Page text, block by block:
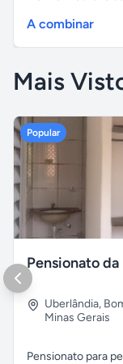
A combinar
Mais
Popular
Uberlândia,
Minas Gerais
Pensionato para